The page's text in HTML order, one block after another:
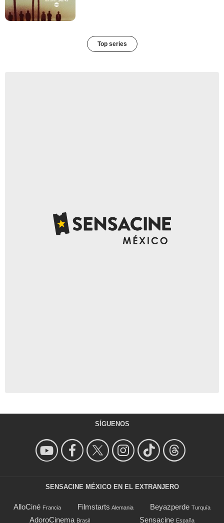
Top series
SÍGUENOS
SENSACINE MÉXICO EN EL EXTRANJERO
AlloCiné Francia Filmstarts Alemania Beyazperde Turquía
AdoroCinema Brasil Sensacine España